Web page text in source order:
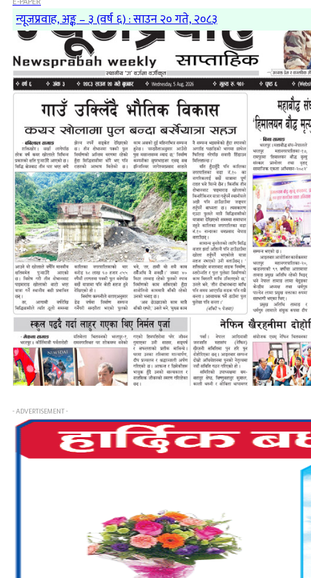
न्यूजप्रवाह, अङ्क – ३ (वर्ष ६) : साउन २० गते, २०८३
- ADVERTISEMENT -